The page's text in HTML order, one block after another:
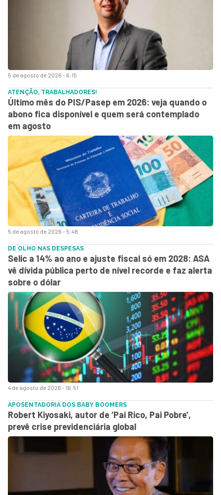
5 de agosto de 2026 - 6:15
5 de agosto de 2026 - 5:48
ATENÇÃO, TRABALHADORES!
Último mês do PIS/Pasep em 2026: veja quando o
abono fica disponível e quem será contemplado
em agosto
4 de agosto de 2026 - 16:51
DE OLHO NAS DESPESAS
Selic a 14% ao ano e ajuste fiscal só em 2028: ASA
vê dívida pública perto de nível recorde e faz alerta
sobre o dólar
APOSENTADORIA DOS BABY BOOMERS
Robert Kiyosaki, autor de ‘Pai Rico, Pai Pobre’,
prevê crise previdenciária global